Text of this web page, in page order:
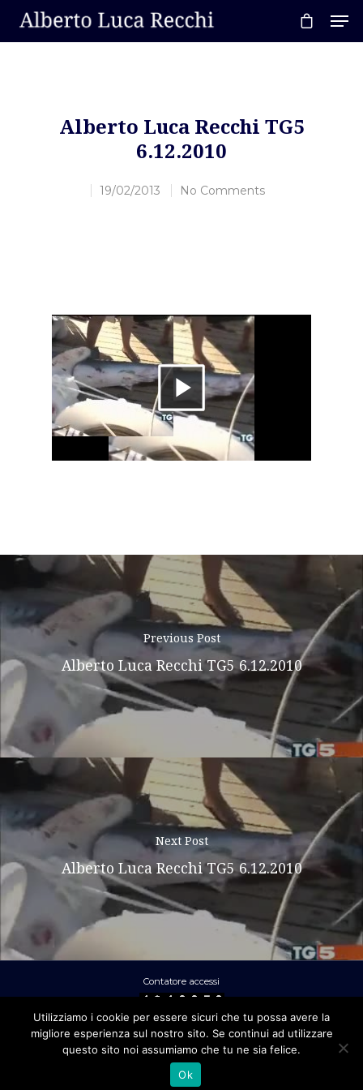
Alberto Luca Recchi TG5
6.12.2010
19/02/2013 No Comments
Riproduci
Previous Post
Alberto Luca Recchi TG5 6.12.2010
Next Post
Alberto Luca Recchi TG5 6.12.2010
Contatore accessi
Ral Srl - Via Clitunno 2 – 00198 ROMA
- P.IVA 01872961006 -
Credits
Utilizziamo i cookie per essere sicuri che tu possa avere la
migliore esperienza sul nostro sito. Se continui ad utilizzare
questo sito noi assumiamo che tu ne sia felice.
Ok
Home
About AL
Podcast
News
Shop
Contacts